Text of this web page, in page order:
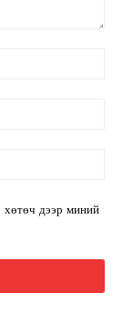
хөтөч дээр миний